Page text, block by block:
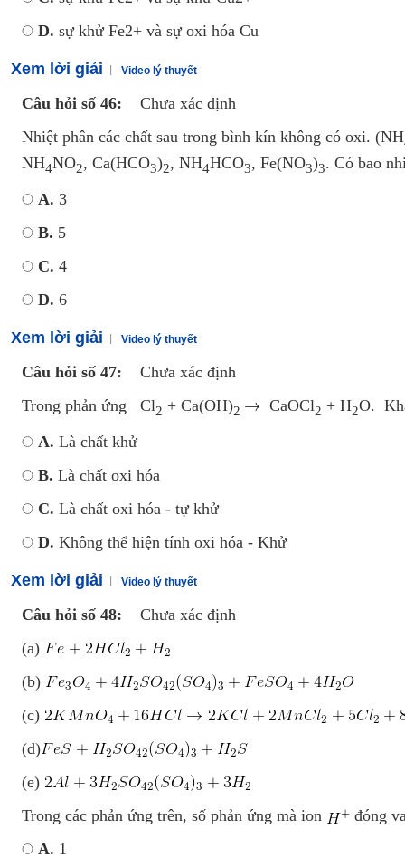
D. sự khử Fe2+ và sự oxi hóa Cu
Xem lời giải Video lý thuyết
Câu hỏi số 46:
Chưa xác định
Nhiệt phân các chất sau trong bình kín không có oxi. (NH
NH4NO2, Ca(HCO3)2, NH4HCO3, Fe(NO3)3. Có bao
A. 3
B. 5
C. 4
D. 6
Xem lời giải Video lý thuyết
Câu hỏi số 47:
Chưa xác định
Trong phản ứng Cl2 + Ca(OH)2 CaOCl2 + H2O.
A. Là chất khử
B. Là chất oxi hóa
C. Là chất oxi hóa - tự khử
D. Không thể hiện tính oxi hóa - Khử
Xem lời giải Video lý thuyết
Câu hỏi số 48:
Chưa xác định
(a)
(b)
(c)
(d)
(e)
Trong các phản ứng trên, số phản ứng mà ion
đóng
A. 1